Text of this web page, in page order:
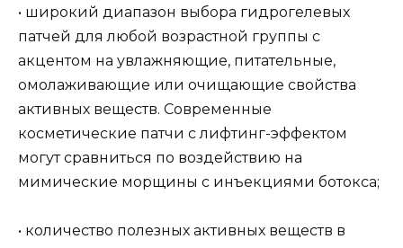
• широкий диапазон выбора гидрогелевых
патчей для любой возрастной группы с
акцентом на увлажняющие, питательные,
омолаживающие или очищающие свойства
активных веществ. Современные
косметические патчи с лифтинг-эффектом
могут сравниться по воздействию на
мимические морщины с инъекциями ботокса;
• количество полезных активных веществ в